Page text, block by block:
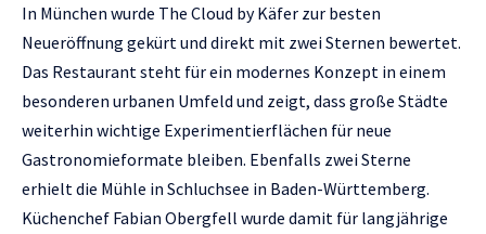
In München wurde The Cloud by Käfer zur besten
Neueröffnung gekürt und direkt mit zwei Sternen bewertet.
Das Restaurant steht für ein modernes Konzept in einem
besonderen urbanen Umfeld und zeigt, dass große Städte
weiterhin wichtige Experimentierflächen für neue
Gastronomieformate bleiben. Ebenfalls zwei Sterne
erhielt die Mühle in Schluchsee in Baden-Württemberg.
Küchenchef Fabian Obergfell wurde damit für langjährige